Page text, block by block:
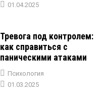
01.04.2025
Тревога под контролем:
как справиться с
паническими атаками
Психология
01.03.2025